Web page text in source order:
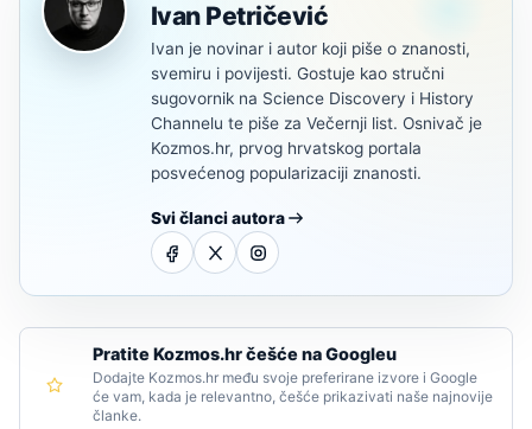
Ivan Petričević
Ivan je novinar i autor koji piše o znanosti,
svemiru i povijesti. Gostuje kao stručni
sugovornik na Science Discovery i History
Channelu te piše za Večernji list. Osnivač je
Kozmos.hr, prvog hrvatskog portala
posvećenog popularizaciji znanosti.
Svi članci autora
Pratite Kozmos.hr češće na Googleu
Dodajte Kozmos.hr među svoje preferirane izvore i Google
će vam, kada je relevantno, češće prikazivati naše najnovije
članke.